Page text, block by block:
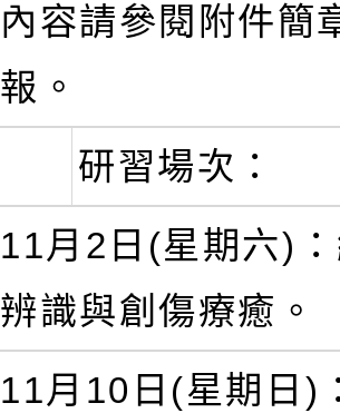
內容請參閱附件簡
報。
研習場次：
11月2日(星期六)
辨識與創傷療癒。
11月10日(星期日)